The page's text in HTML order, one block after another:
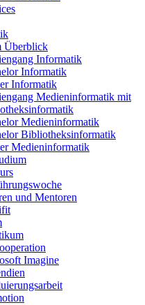
Überblick
Informatik
Informatik
Informatik
Medieninformatik mit
Medieninformatik
Bibliotheksinformatik
Medieninformatik
und Mentoren
Imagine